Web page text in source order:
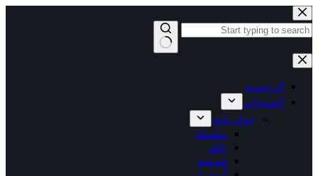
التجاوز
إلى
المحتوى
نتائج
الرئيسية
المنتجات
جولد بليتد
سلسلة
حلق
غويشة